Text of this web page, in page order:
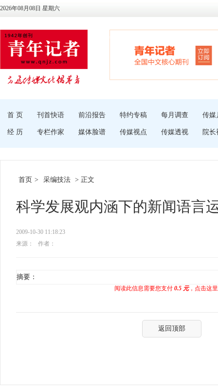
2026年08月08日 星期六
首 页 刊首快语 前沿报告 特约专稿 每月调查 传媒
经 历 专栏作家 媒体脸谱 传媒视点 传媒透视 院长
首页 > 采编技法 > 正文
科学发展观内涵下的新闻语言
2009-10-30 11:18:23
来源：
作者：
摘要：
阅读此信息需要您支付 0.5 元，点击这
返回顶部